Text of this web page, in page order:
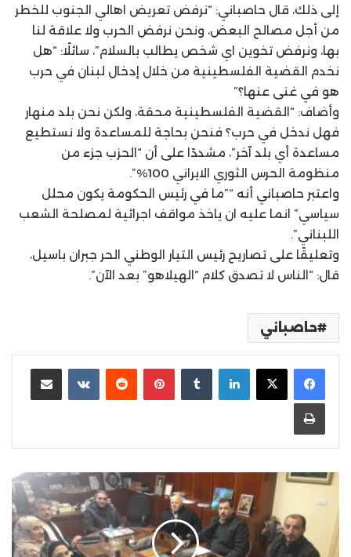
إلى ذلك، قال حاصباني: “نرفض تعريض اهالي الجنوب للخطر
من أجل مصالح البعض، ونحن نرفض الحرب ولا علاقة لنا
بها، ونرفض تخوين اي شخص يطالب بالسلام”، سائلًا: “هل
نخدم القضية الفلسطينية من خلال إدخال لبنان في حرب
هو في غنى عنها؟”
وأضاف: “القضية الفلسطينية محقة، ولكن نحن بلد منهار
فهل ندخل في حرب؟ فنحن بحاجة للمساعدة ولا نستطيع
مساعدة أي بلد آخر”، مشددًا على أن “الحزب جزء من
منظومة الحرس الثوري الايراني 100%”.
واعتبر حاصباني أنه “”ما في رئيس الحكومة يكون محلل
سياسي” انما عليه ان ياخذ مواقف اجرائية لمصلحة الشعب
اللبناني”.
وتعليقًا على تصاريح رئيس التيار الوطني الحر جبران باسيل،
قال: “الناس لا تصدق كلام “الهيلاهو” بعد الآن”.
حاصباني
لينكدإن بينتيريست مشاركة عبر البريد
طباعة